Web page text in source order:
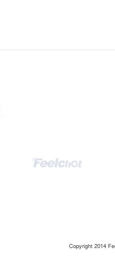
Copyright 2014